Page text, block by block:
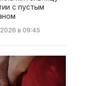
с пустым
в 09:45